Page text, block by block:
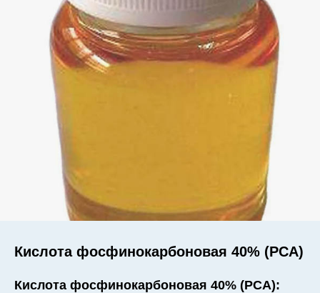
Кислота фосфинокарбоновая 40% (PCA)
Кислота фосфинокарбоновая 40% (PCA):